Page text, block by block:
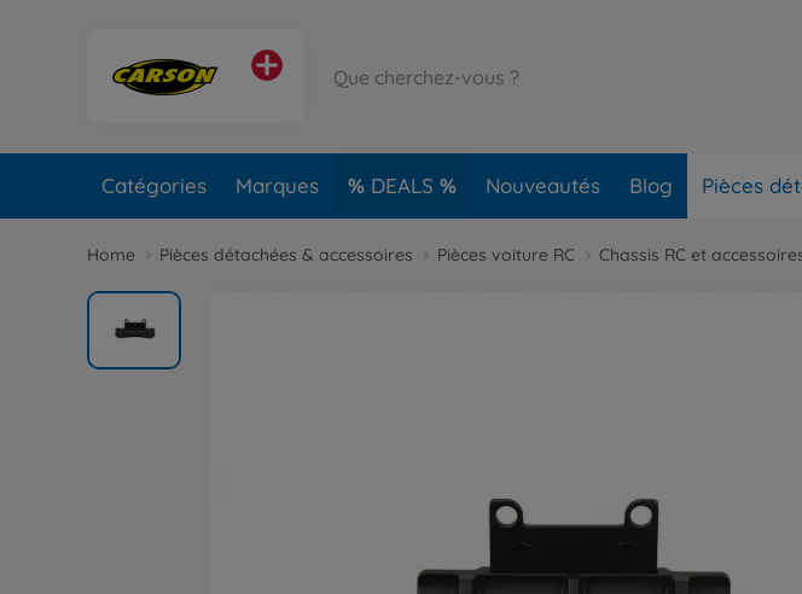
Catégories Marques DEALS Nouveautés Blog Pièces
Home Pièces détachées & accessoires Pièces voiture RC Chassis RC et